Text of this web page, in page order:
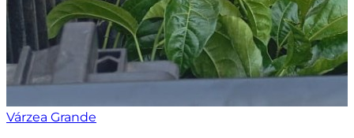
Várzea Grande